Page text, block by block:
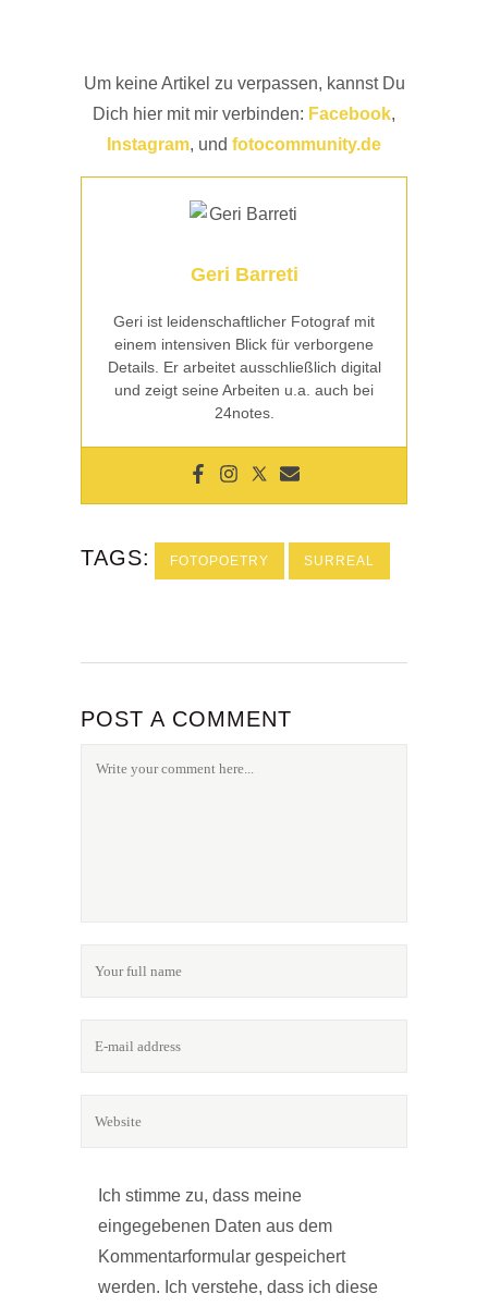
Um keine Artikel zu verpassen, kannst Du
Dich hier mit mir verbinden: Facebook,
Instagram, und fotocommunity.de
Geri Barreti
Geri ist leidenschaftlicher Fotograf mit
einem intensiven Blick für verborgene
Details. Er arbeitet ausschließlich digital
und zeigt seine Arbeiten u.a. auch bei
24notes.
TAGS: FOTOPOETRY SURREAL
POST A COMMENT
Ich stimme zu, dass meine
eingegebenen Daten aus dem
Kommentarformular gespeichert
werden. Ich verstehe, dass ich diese